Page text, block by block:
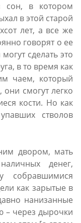
сон, в котором
в этой старой
лет, а все же
говорят о ее
сделать это
в то время как
чаем, который
смогут легко
кости. Но как
стволов
двором, мать
денег,
собравшимися
как зарытые в
нанизанные
– через дырочки